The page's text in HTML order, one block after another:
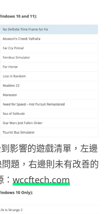
影響的遊戲清單，左邊
題，右邊則未有改善的
wccftech.com